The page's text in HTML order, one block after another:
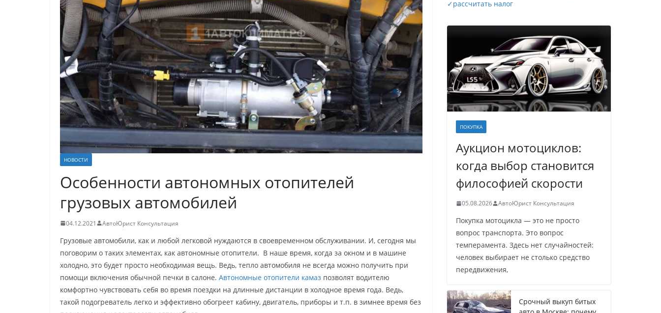
НОВОСТИ
Особенности автономных отопителей
грузовых автомобилей
04.12.2021 АвтоЮрист Консультация
Грузовые автомобили, как и любой легковой нуждаются в своевременном обслуживании. И, сегодня мы
поговорим о таких элементах, как автономные отопители. В наше время, когда за окном и в машине
холодно, это будет просто необходимая вещь. Ведь, тепло автомобиля не всегда можно получить при
помощи включения обычной печки в салоне. Автономные отопители камаз позволят водителю
комфортно чувствовать себя во время поездки на длинные дистанции в холодное время года. Ведь,
такой подогреватель легко и эффективно обогреет кабину, двигатель, приборы и т.п. в зимнее время без
✓рассчитать налог
ПОКУПКА
Аукцион мотоциклов:
когда выбор становится
философией скорости
05.08.2026 АвтоЮрист Консультация
Покупка мотоцикла — это не просто
вопрос транспорта. Это вопрос
темперамента. Здесь нет случайностей:
человек выбирает не столько средство
передвижения,
Срочный выкуп битых